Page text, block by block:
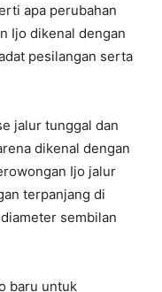
apa perubahan
Ijo dikenal dengan
pesilangan serta
jalur tunggal dan
dikenal dengan
Ijo jalur
terpanjang di
sembilan
baru untuk